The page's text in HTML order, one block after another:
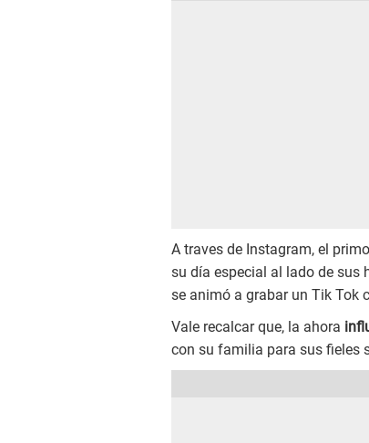
A traves de Instagram, el
su día especial al lado de sus
se animó a grabar un Tik Tok
Vale recalcar que, la ahora
con su familia para sus fieles